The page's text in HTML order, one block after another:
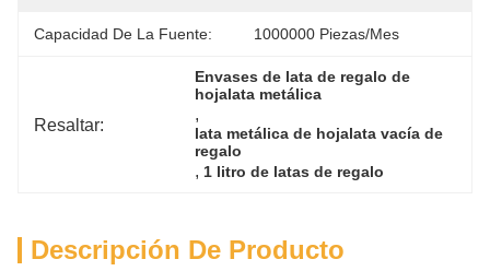
Capacidad De La Fuente: 1000000 Piezas/mes
Resaltar:
Envases de lata de regalo de
hojalata metálica
,
lata metálica de hojalata vacía de
regalo
, 1 litro de latas de regalo
Descripción De Producto